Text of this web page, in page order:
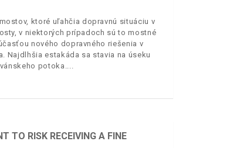
ktoré uľahčia dopravnú situáciu v
v niektorých prípadoch sú to mostné
nového dopravného riešenia v
Najdlhšia estakáda sa stavia na úseku
potoka.
TO RISK RECEIVING A FINE